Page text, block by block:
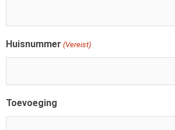
Huisnummer (Vereist)
Toevoeging